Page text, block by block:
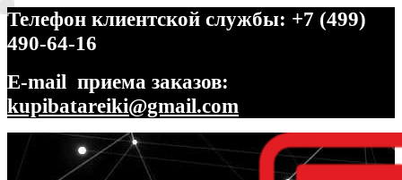
Телефон клиентской службы: +7 (499)
490-64-16
E-mail приема заказов:
kupibatareiki@gmail.com
Перейти
навигации
Перейти
содержимому